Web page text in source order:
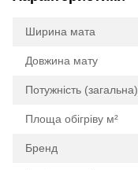
Ширина мата
Довжина мату
Потужність (загальна)
Площа обігріву м²
Бренд